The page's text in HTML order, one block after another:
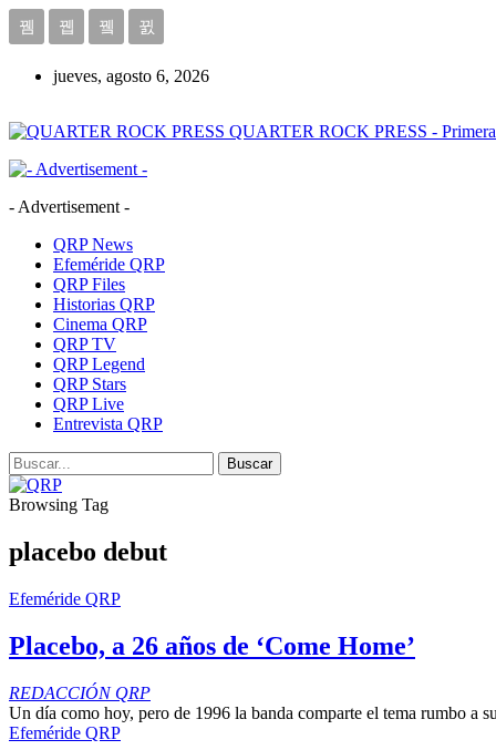
jueves, agosto 6, 2026
QUARTER ROCK PRESS -
- Advertisement -
QRP News
Efeméride QRP
QRP Files
Historias QRP
Cinema QRP
QRP TV
QRP Legend
QRP Stars
QRP Live
Entrevista QRP
Browsing Tag
placebo debut
Efeméride QRP
Placebo, a 26 años de ‘Come Home’
REDACCIÓN QRP
Un día como hoy, pero de 1996 la banda comparte el tema rumbo a
Efeméride QRP